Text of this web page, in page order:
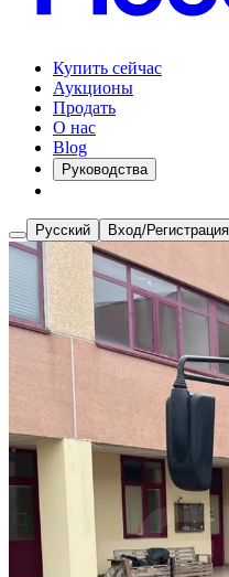
Купить сейчас
Аукционы
Продать
О нас
Blog
Руководства
Русский Вход/Регистрация